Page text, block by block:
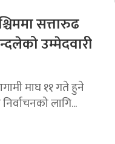
सत्तारुढ
उम्मेदवारी
माघ ११ गते हुने
निर्वाचनको लागि...